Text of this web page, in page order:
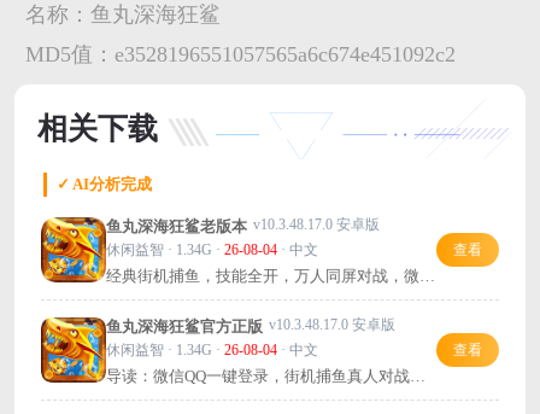
名称： 鱼丸深海狂鲨
MD5值： e3528196551057565a6c674e451092c2
相关下载
✓ AI分析完成
鱼丸深海狂鲨老版本 v10.3.48.17.0 安卓版
休闲益智 · 1.34G · 26-08-04· 中文
经典街机捕鱼，技能全开，万人同屏对战，微信
一键登录畅玩！
查看
鱼丸深海狂鲨官方正版 v10.3.48.17.0 安卓版
休闲益智 · 1.34G · 26-08-04· 中文
导读：微信QQ一键登录，街机捕鱼真人对战，
挑战深海狂鲨BOSS！
查看